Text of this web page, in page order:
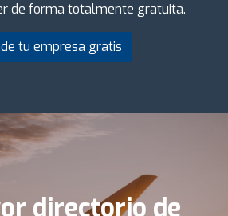
de forma totalmente gratuita.
tu empresa gratis
directorio de